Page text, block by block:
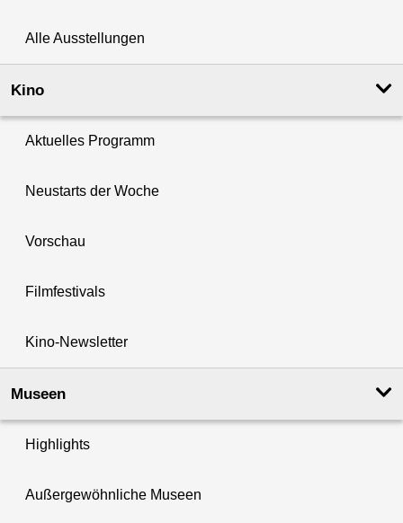
Alle Ausstellungen
Kino
Aktuelles Programm
Neustarts der Woche
Vorschau
Filmfestivals
Kino-Newsletter
Museen
Highlights
Außergewöhnliche Museen